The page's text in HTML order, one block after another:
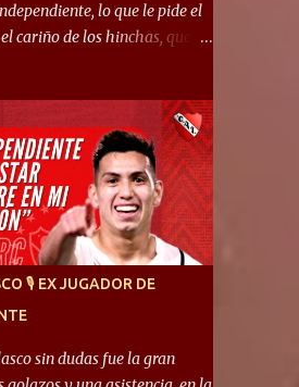
lo que le pide el
cariño de los hinchas, que se
adapte rápidamente, soy un
y abierto. Creo que lo estoy
bien. Cuando llegué, llegué a
que juega muy dinámico y
Me favorece por la forma
eso también ayudó a que me
siento mejor por izquierda,
mucho jugar de 9, y juego sin
derecha también. Jugar de 9
izquierda es diferente. A mi
por fuera, porque tengo mas
🎙 EX JUGADOR DE
sin dudas fue la gran